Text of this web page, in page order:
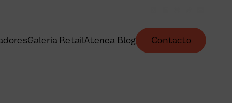
Galeria RetailAtenea Blog Contacto